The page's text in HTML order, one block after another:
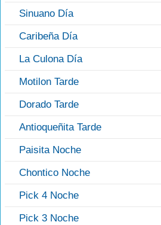
Sinuano Día
Caribeña Día
La Culona Día
Motilon Tarde
Dorado Tarde
Antioqueñita Tarde
Paisita Noche
Chontico Noche
Pick 4 Noche
Pick 3 Noche